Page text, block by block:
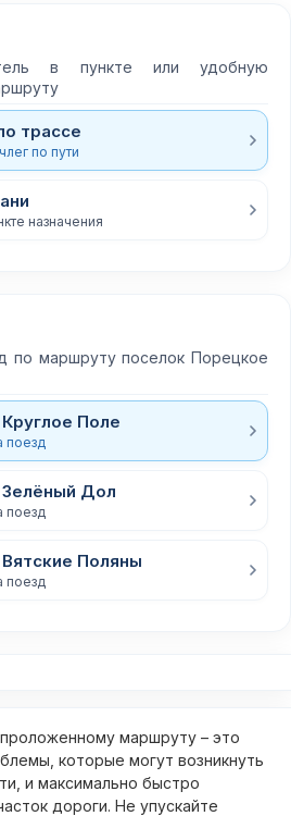
в пункте или удобную
трассе
по пути
назначения
по маршруту поселок Порецкое
Поле
поезд
Дол
поезд
Поляны
поезд
маршруту – это
которые могут возникнуть
и максимально быстро
дороги. Не упускайте